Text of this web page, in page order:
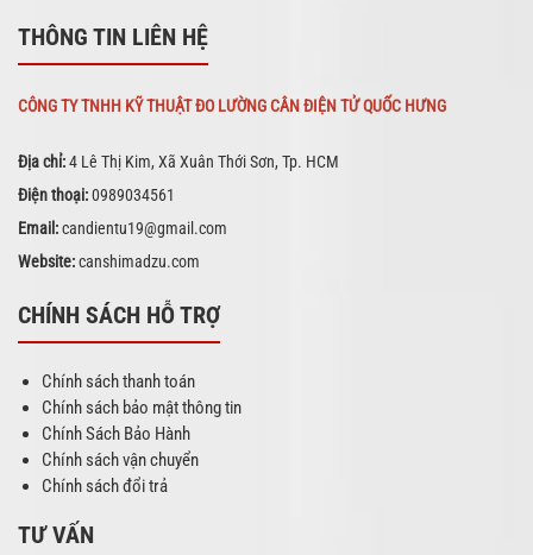
THÔNG TIN LIÊN HỆ
CÔNG TY TNHH KỸ THUẬT ĐO LƯỜNG CÂN ĐIỆN TỬ QUỐC HƯNG
Địa chỉ:4 Lê Thị Kim, Xã Xuân Thới Sơn, Tp. HCM
Điện thoại:0989034561
Email:candientu19@gmail.com
Website:canshimadzu.com
CHÍNH SÁCH HỖ TRỢ
Chính sách thanh toán
Chính sách bảo mật thông tin
Chính Sách Bảo Hành
Chính sách vận chuyển
Chính sách đổi trả
TƯ VẤN